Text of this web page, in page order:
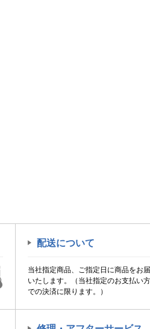
配送について
当社指定商品、ご指定日に商品をお
いたします。（当社指定のお支払い
での決済に限ります。）